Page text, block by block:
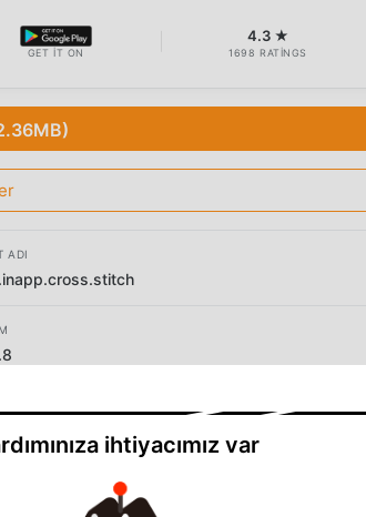
GET IT ON
4.3 ★
1698 RATINGS
ADI
ihtiyacımız var